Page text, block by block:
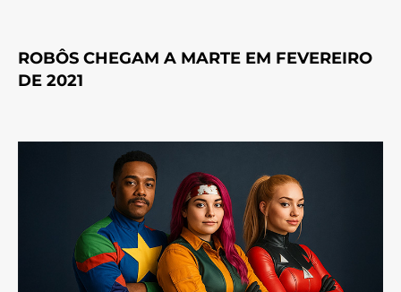
ROBÔS CHEGAM A MARTE EM FEVEREIRO
DE 2021